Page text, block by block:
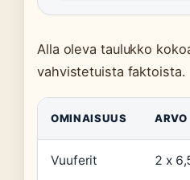
Alla oleva taulukko
vahvistetuista faktoista.
OMINAISUUS ARVO
Vuuferit 2 x